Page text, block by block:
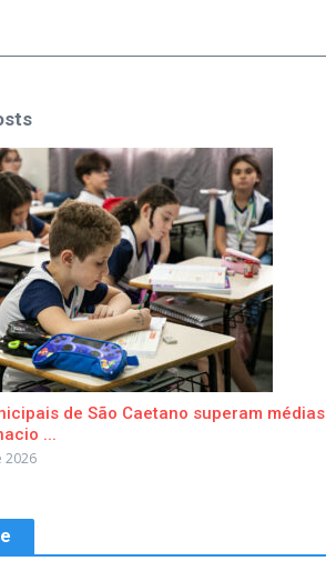
de São Caetano superam médias
...
2026